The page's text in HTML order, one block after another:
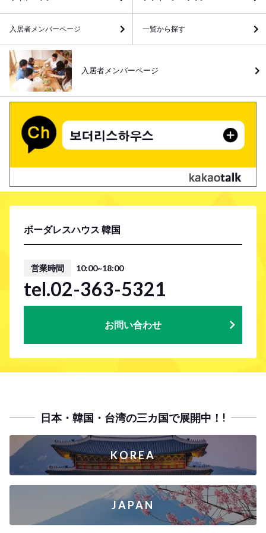
ボーダレスハウス 韓国
営業時間 10:00~18:00
tel.02-363-5321
お問い合わせ
入居者メンバーページ 一覧から探す
入居者メンバーページ
日本・韓国・台湾の三カ国で展開中！!
KOREA
JAPAN